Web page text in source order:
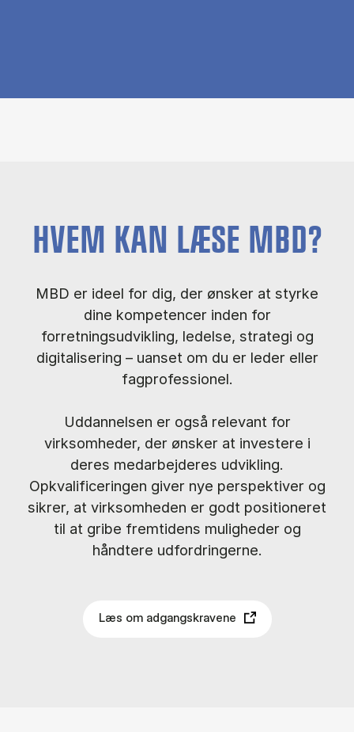
HVEM KAN LÆSE MBD?
MBD er ideel for dig, der ønsker at styrke
dine kompetencer inden for
forretningsudvikling, ledelse, strategi og
digitalisering – uanset om du er leder eller
fagprofessionel.
Uddannelsen er også relevant for
virksomheder, der ønsker at investere i
deres medarbejderes udvikling.
Opkvalificeringen giver nye perspektiver og
sikrer, at virksomheden er godt positioneret
til at gribe fremtidens muligheder og
håndtere udfordringerne.
Læs om adgangskravene